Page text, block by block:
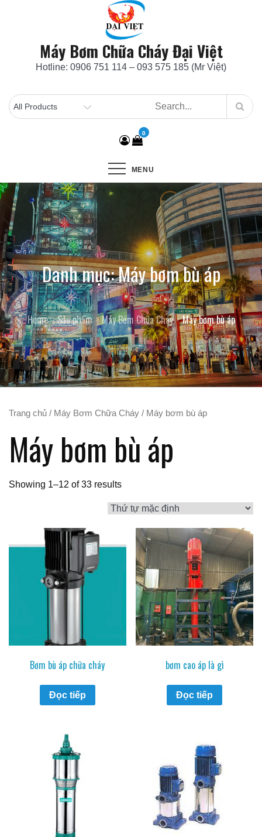
Máy Bơm Chữa Cháy Đại Việt
Hotline: 0906 751 114 – 093 575 185 (Mr Việt)
0
MENU
Danh mục:Máy bơm bù áp
Home Sản phẩm Máy Bơm Chữa Cháy Máy bơm bù áp
Trang chủ / Máy Bơm Chữa Cháy / Máy bơm bù áp
Máy bơm bù áp
Showing 1–12 of 33 results
Bơm bù áp chữa cháy
Đọc tiếp
bơm cao áp là gì
Đọc tiếp